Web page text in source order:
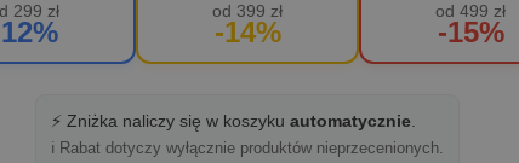
299 zł od 399 zł
-14%
od 499 zł
-15%
⚡ Zniżka naliczy się w koszyku automatycznie
ℹ️ Rabat dotyczy wyłącznie produktów nieprzecenionych.